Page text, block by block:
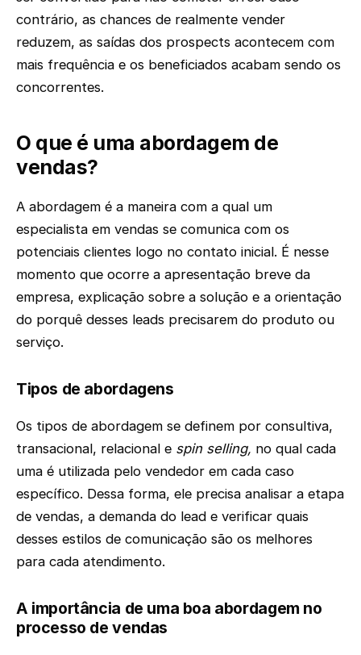
contrário, as chances de realmente vender
reduzem, as saídas dos prospects acontecem com
mais frequência e os beneficiados acabam sendo os
concorrentes.
O que é uma abordagem de
vendas?
A abordagem é a maneira com a qual um
especialista em vendas se comunica com os
potenciais clientes logo no contato inicial. É nesse
momento que ocorre a apresentação breve da
empresa, explicação sobre a solução e a orientação
do porquê desses leads precisarem do produto ou
serviço.
Tipos de abordagens
Os tipos de abordagem se definem por consultiva,
transacional, relacional e spin selling, no qual cada
uma é utilizada pelo vendedor em cada caso
específico. Dessa forma, ele precisa analisar a etapa
de vendas, a demanda do lead e verificar quais
desses estilos de comunicação são os melhores
para cada atendimento.
A importância de uma boa abordagem no
processo de vendas